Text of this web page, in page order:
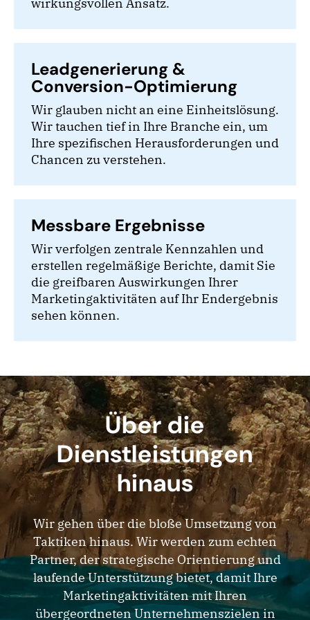
wirkungsvollen Ansatz.
Leadgenerierung &
Conversion-Optimierung
Wir glauben nicht an eine Einheitslösung.
Wir tauchen tief in Ihre Branche ein, um
Ihre spezifischen Herausforderungen und
Chancen zu verstehen.
Messbare Ergebnisse
Wir verfolgen zentrale Kennzahlen und
erstellen regelmäßige Berichte, damit Sie
die greifbaren Auswirkungen Ihrer
Marketingaktivitäten auf Ihr Endergebnis
sehen können.
Über die
Dienstleistungen
hinaus
Wir gehen über die bloße Umsetzung von
Taktiken hinaus. Wir werden zum echten
Partner, der strategische Orientierung und
laufende Unterstützung bietet, damit Ihre
Marketingaktivitäten mit Ihren
übergeordneten Unternehmenszielen in